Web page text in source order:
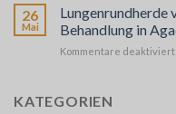
26
Mai
Lungenrundherde
Behandlung in
Kommentare deaktiviert
KATEGORIEN